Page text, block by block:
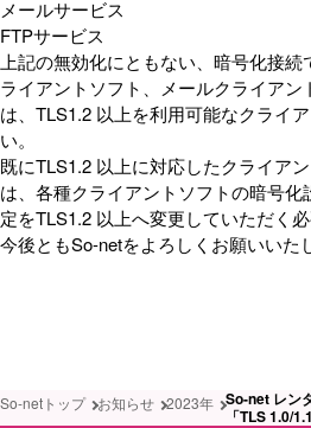
メールサービス
FTPサービス
上記の無効化にともない、暗号化接
ライアントソフト、メールクライアン
は、TLS1.2 以上を利用可能なクライ
い。
既にTLS1.2 以上に対応したクライア
は、各種クライアントソフトの暗号
定をTLS1.2 以上へ変更していただく必
今後ともSo-netをよろしくお願いいた
So-netトップ お知らせ 2023年 So-net レン
「TLS 1.0/